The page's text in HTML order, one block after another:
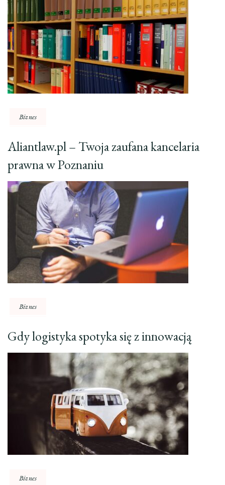
Biznes
Aliantlaw.pl – Twoja zaufana kancelaria
prawna w Poznaniu
Biznes
Gdy logistyka spotyka się z innowacją
Biznes